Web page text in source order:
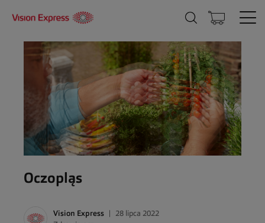
Oczopląs
Vision Express
28 lipca 2022